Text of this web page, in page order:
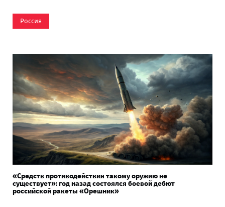
Россия
«Средств противодействия такому оружию не
существует»: год назад состоялся боевой дебют
российской ракеты «Орешник»